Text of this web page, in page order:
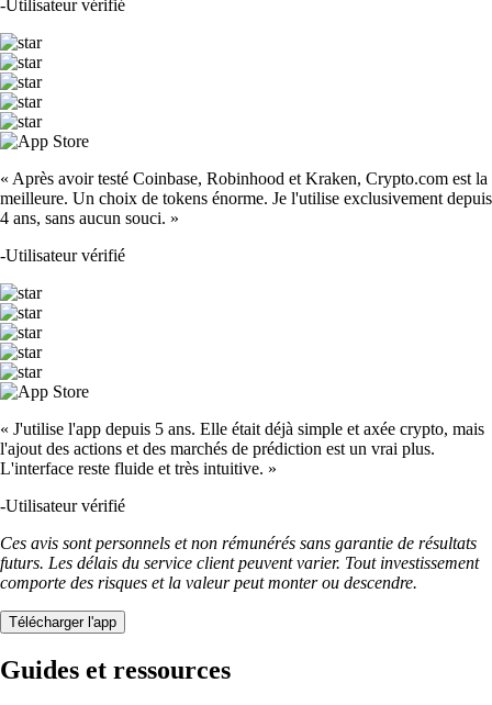
-Utilisateur vérifié
« Après avoir testé Coinbase, Robinhood et Kraken, Crypto.com est la
meilleure. Un choix de tokens énorme. Je l'utilise exclusivement depuis
4 ans, sans aucun souci. »
-Utilisateur vérifié
« J'utilise l'app depuis 5 ans. Elle était déjà simple et axée crypto, mais
l'ajout des actions et des marchés de prédiction est un vrai plus.
L'interface reste fluide et très intuitive. »
-Utilisateur vérifié
Ces avis sont personnels et non rémunérés sans garantie de résultats
futurs. Les délais du service client peuvent varier. Tout investissement
comporte des risques et la valeur peut monter ou descendre.
Télécharger l'app
Guides et ressources